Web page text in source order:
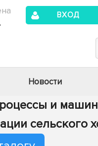
ВХОД
Новости
и
сельского